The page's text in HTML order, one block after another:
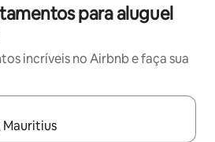
para aluguel
incríveis no Airbnb e faça sua
estiverem disponíveis, explore-os